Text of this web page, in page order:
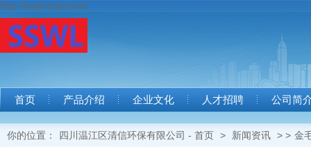
http://www.csjrr.com
首页 产品介绍 企业文化 人才招聘 公司简
你的位置： 四川温江区清信环保有限公司 - 首页 > 新闻资讯 > > 金